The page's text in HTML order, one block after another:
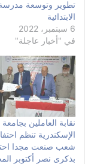
تطوير وتوسعة مدرسة
الابتدائية
6 سبتمبر، 2022
في "أخبار عاجلة"
نقابة العاملين بجامعة
الإسكندرية تنظم
شعب صنعت مجدا
بذكرى نصر أكتوبر